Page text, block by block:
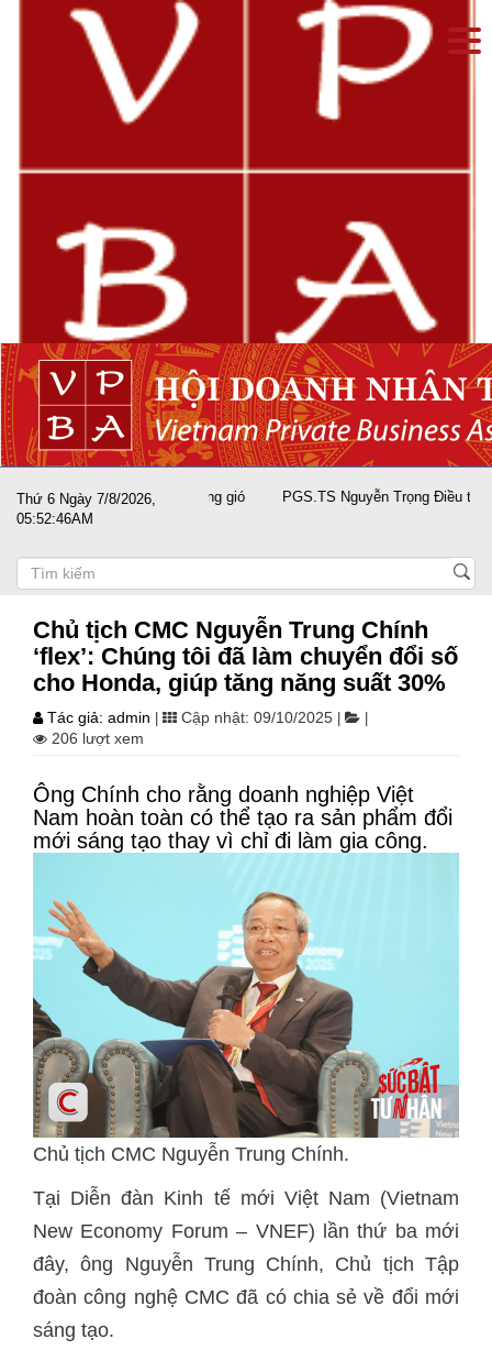
Thứ 6 Ngày 7/8/2026,
05:52:47AM
doanh nghiệp vượt sóng gió PGS.TS Nguyễn Trọng Điều tái đắc
Chủ tịch CMC Nguyễn Trung Chính
‘flex’: Chúng tôi đã làm chuyển đổi số
cho Honda, giúp tăng năng suất 30%
Tác giả: admin Cập nhật: 09/10/2025
206 lượt xem
Ông Chính cho rằng doanh nghiệp Việt
Nam hoàn toàn có thể tạo ra sản phẩm đổi
mới sáng tạo thay vì chỉ đi làm gia công.
Chủ tịch CMC Nguyễn Trung Chính.
Tại Diễn đàn Kinh tế mới Việt Nam (Vietnam
New Economy Forum – VNEF) lần thứ ba mới
đây, ông Nguyễn Trung Chính, Chủ tịch Tập
đoàn công nghệ CMC đã có chia sẻ về đổi mới
sáng tạo.